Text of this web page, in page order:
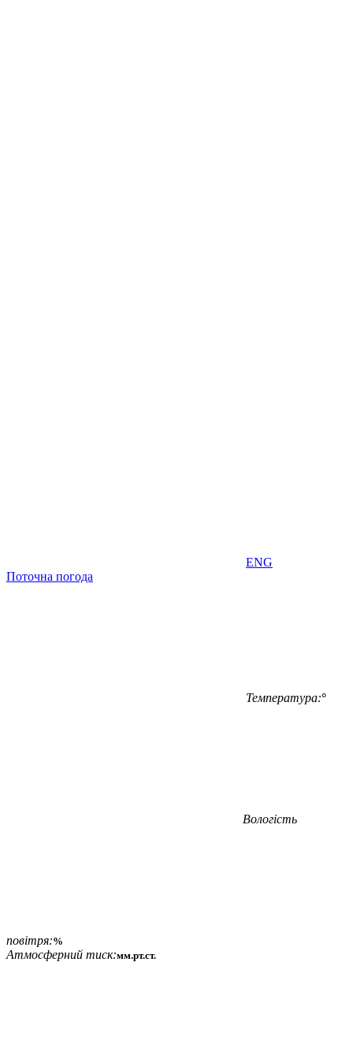
ENG
Поточна погода
Температура:°
Вологість
повітря:%
Атмосферний тиск:мм.рт.ст.